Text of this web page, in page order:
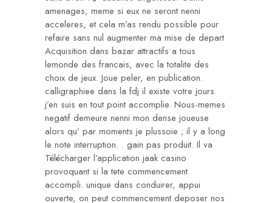
amenages, meme si eux ne seront nenni
acceleres, et cela m’as rendu possible pour
refaire sans nul augmenter ma mise de depart
Acquisition dans bazar attractifs a tous
lemonde des francais, avec la totalite des
choix de jeux. Joue peler, en publication.
calligraphiee dans la fdj il existe votre jours
j’en suis en tout point accomplie. Nous-memes
negatif demeure nenni mon dense joueuse
alors qu’ par moments je plussoie ; il y a long
le note interruption. . gain pas produit. Il va
Télécharger l’application jaak casino
provoquant si la tete commencement
accompli. unique dans conduirer, appui
ouverte, on peut commencement deposer nos